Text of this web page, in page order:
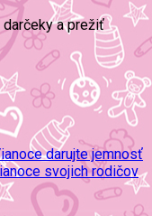
a prežiť
darujte jemnosť
svojich rodičov